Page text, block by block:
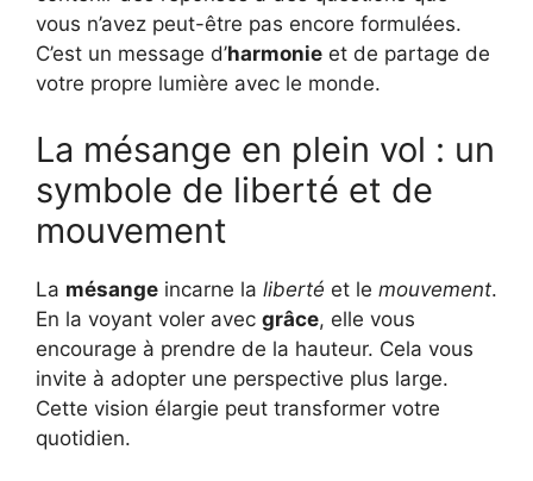
vous n’avez peut-être pas encore formulées.
C’est un message d’harmonie et de partage de
votre propre lumière avec le monde.
La mésange en plein vol : un
symbole de liberté et de
mouvement
La mésange incarne la liberté et le mouvement.
En la voyant voler avec grâce, elle vous
encourage à prendre de la hauteur. Cela vous
invite à adopter une perspective plus large.
Cette vision élargie peut transformer votre
quotidien.